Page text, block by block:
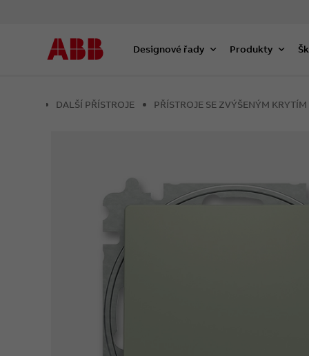
Designové řady Produkty
DALŠÍ PŘÍSTROJE PŘÍSTROJE SE ZVÝŠENÝM KRYTÍM